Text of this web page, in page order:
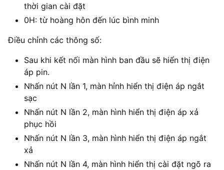
thời gian cài đặt
0H: từ hoàng hôn đến lúc bình minh
Điều chỉnh các thông số:
Sau khi kết nối màn hình ban đầu sẽ hiển thị điện
áp pin.
Nhấn nút N lần 1, màn hỉnh hiển thị điện áp ngắt
sạc
Nhấn nút N lần 2, màn hình hiển thị điện áp xả
phục hồi
Nhấn nút N lần 3, màn hình hiển thị điện áp ngắt
xả
Nhấn nút N lần 4, màn hình hiển thị cài đặt ngõ ra